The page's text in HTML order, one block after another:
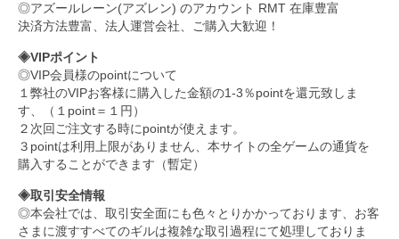
◎アズールレーン(アズレン) のアカウント RMT 在庫豊富
決済方法豊富、法人運営会社、ご購入大歓迎！
◈VIPポイント
◎VIP会員様のpointについて
１弊社のVIPお客様に購入した金額の1-3％pointを還元致しま
す、（１point＝１円）
２次回ご注文する時にpointが使えます。
３pointは利用上限がありません、本サイトの全ゲームの通貨を
購入することができます（暫定）
◈取引安全情報
◎本会社では、取引安全面にも色々とりかかっております、お客
さまに渡すすべてのギルは複雑な取引過程にて処理しておりま